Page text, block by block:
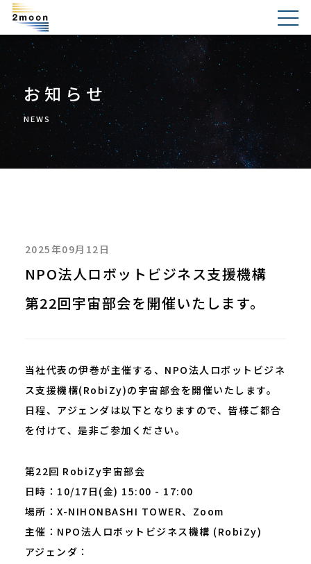
お知らせ
NEWS
2025年09月12日
NPO法人ロボットビジネス支援機構
第22回宇宙部会を開催いたします。
当社代表の伊巻が主催する、NPO法人ロボットビジネ
ス支援機構(RobiZy)の宇宙部会を開催いたします。
日程、アジェンダは以下となりますので、皆様ご都合
を付けて、是非ご参加ください。
第22回 RobiZy宇宙部会
日時：10/17日(金) 15:00 - 17:00
場所：X-NIHONBASHI TOWER、Zoom
主催：NPO法人ロボットビジネス機構 (RobiZy)
アジェンダ：